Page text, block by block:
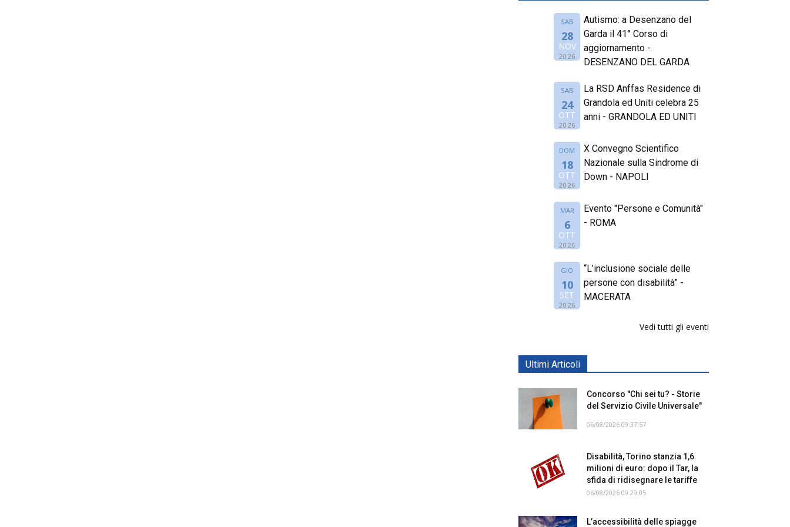
SAB
28
NOV
2026
Autismo: a Desenzano del
Garda il 41° Corso di
aggiornamento -
DESENZANO DEL GARDA
SAB
24
OTT
2026
La RSD Anffas Residence di
Grandola ed Uniti celebra 25
anni - GRANDOLA ED UNITI
DOM
18
OTT
2026
X Convegno Scientifico
Nazionale sulla Sindrome di
Down - NAPOLI
MAR
6
OTT
2026
Evento "Persone e Comunità"
- ROMA
GIO
10
SET
2026
“L’inclusione sociale delle
persone con disabilità” -
MACERATA
Vedi tutti gli eventi
Ultimi Articoli
Concorso "Chi sei tu? - Storie
del Servizio Civile Universale"
06/08/2026 09:37:57
Disabilità, Torino stanzia 1,6
milioni di euro: dopo il Tar, la
sfida di ridisegnare le tariffe
06/08/2026 09:29:05
L’accessibilità delle spiagge